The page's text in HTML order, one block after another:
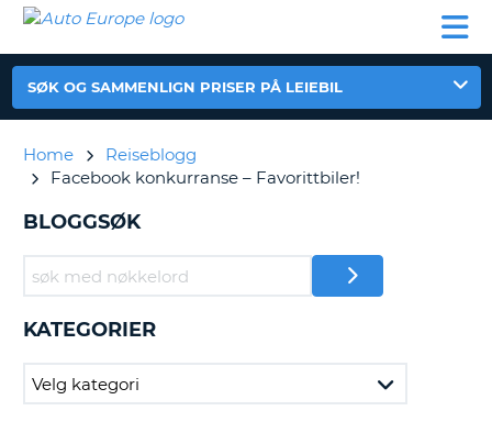
LEASING
EUROPA
LEIE
BOBIL
AUTO
EUROPE
LEIEBIL
LEASING
I
EUROPA
LEIE
SUPPORT
MITT
MEDLEMSSKAP
ADMINISTRER
SØK OG SAMMENLIGN PRISER PÅ LEIEBIL
Home
Reiseblogg
Facebook konkurranse – Favorittbiler!
BLOGGSØK
KATEGORIER